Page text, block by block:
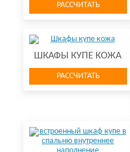
РАССЧИТАТЬ
ШКАФЫ КУПЕ КОЖА
РАССЧИТАТЬ